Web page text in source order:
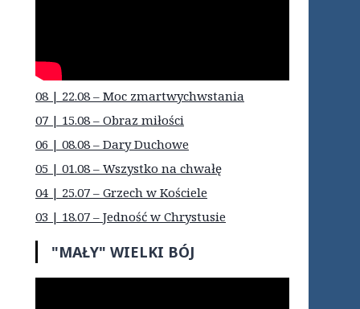
08 | 22.08 – Moc zmartwychwstania
07 | 15.08 – Obraz miłości
06 | 08.08 – Dary Duchowe
05 | 01.08 – Wszystko na chwałę
04 | 25.07 – Grzech w Kościele
03 | 18.07 – Jedność w Chrystusie
"MAŁY" WIELKI BÓJ